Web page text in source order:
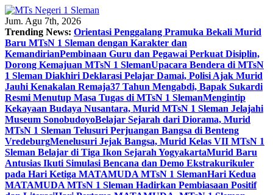
Skip
to
content
Jum. Agu 7th, 2026
Trending News: Orientasi Penggalang Pramuka Bekali Murid
Baru MTsN 1 Sleman dengan Karakter dan
KemandirianPembinaan Guru dan Pegawai Perkuat Disiplin,
Dorong Kemajuan MTsN 1 SlemanUpacara Bendera di MTsN
1 Sleman Diakhiri Deklarasi Pelajar Damai, Polisi Ajak Murid
Jauhi Kenakalan Remaja37 Tahun Mengabdi, Bapak Sukardi
Resmi Menutup Masa Tugas di MTsN 1 SlemanMengintip
Kekayaan Budaya Nusantara, Murid MTsN 1 Sleman Jelajahi
Museum SonobudoyoBelajar Sejarah dari Diorama, Murid
MTsN 1 Sleman Telusuri Perjuangan Bangsa di Benteng
VredeburgMenelusuri Jejak Bangsa, Murid Kelas VII MTsN 1
Sleman Belajar di Tiga Ikon Sejarah YogyakartaMurid Baru
Antusias Ikuti Simulasi Bencana dan Demo Ekstrakurikuler
pada Hari Ketiga MATAMUDA MTsN 1 SlemanHari Kedua
MATAMUDA MTsN 1 Sleman Hadirkan Pembiasaan Positif